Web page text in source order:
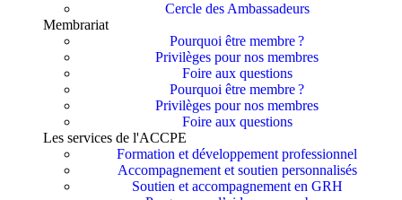
Cercle des Ambassadeurs
Membrariat
Pourquoi être membre ?​
Privilèges pour nos membres​
Foire aux questions
Pourquoi être membre ?​
Privilèges pour nos membres​
Foire aux questions
Les services de l'ACCPE
Formation et développement professionnel
Accompagnement et soutien personnalisés
Soutien et accompagnement en GRH